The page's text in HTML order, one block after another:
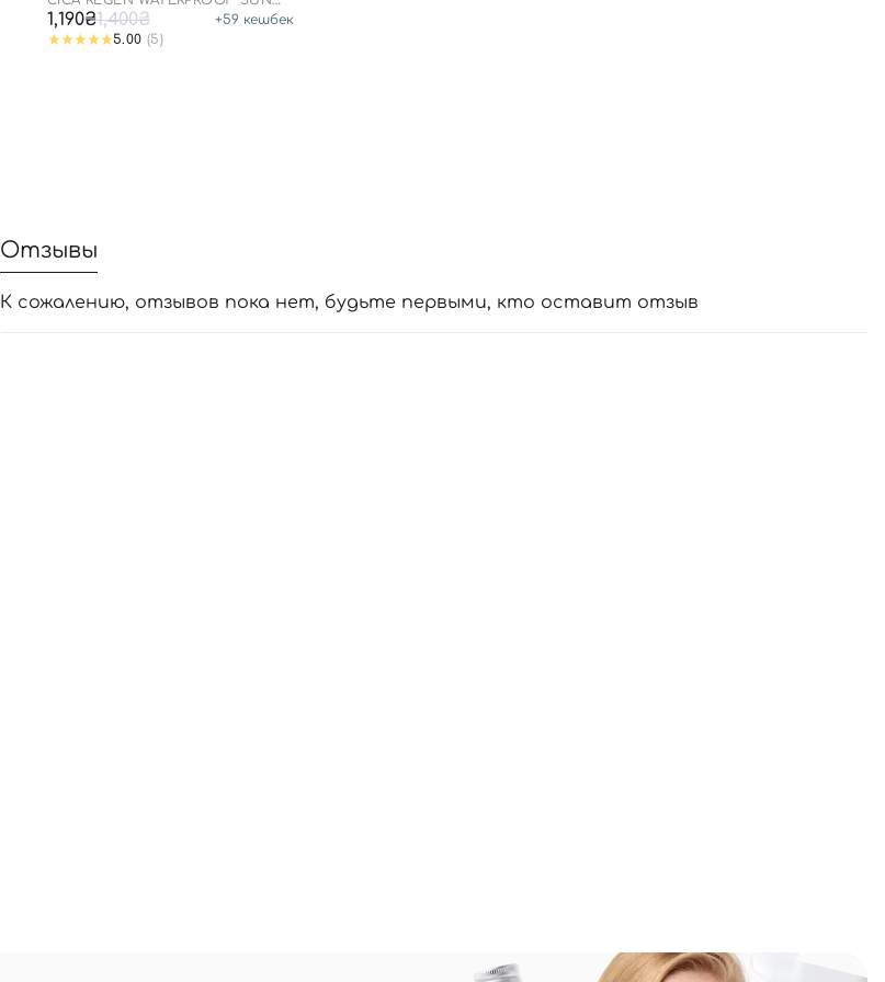
SPF50+ PA++++
1,190₴1,400₴ +59 кешбек
5.00 (5)
Отзывы
К сожалению, отзывов пока нет, будьте первыми, кто оставит отзыв